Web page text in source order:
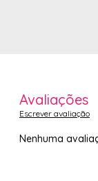
Avaliações
Escrever avaliação
Nenhuma